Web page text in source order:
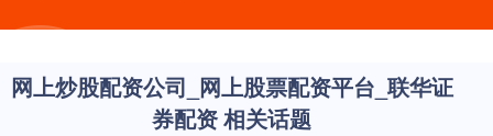
网上炒股配资公司_网上股票配资平台_联华证
券配资 相关话题